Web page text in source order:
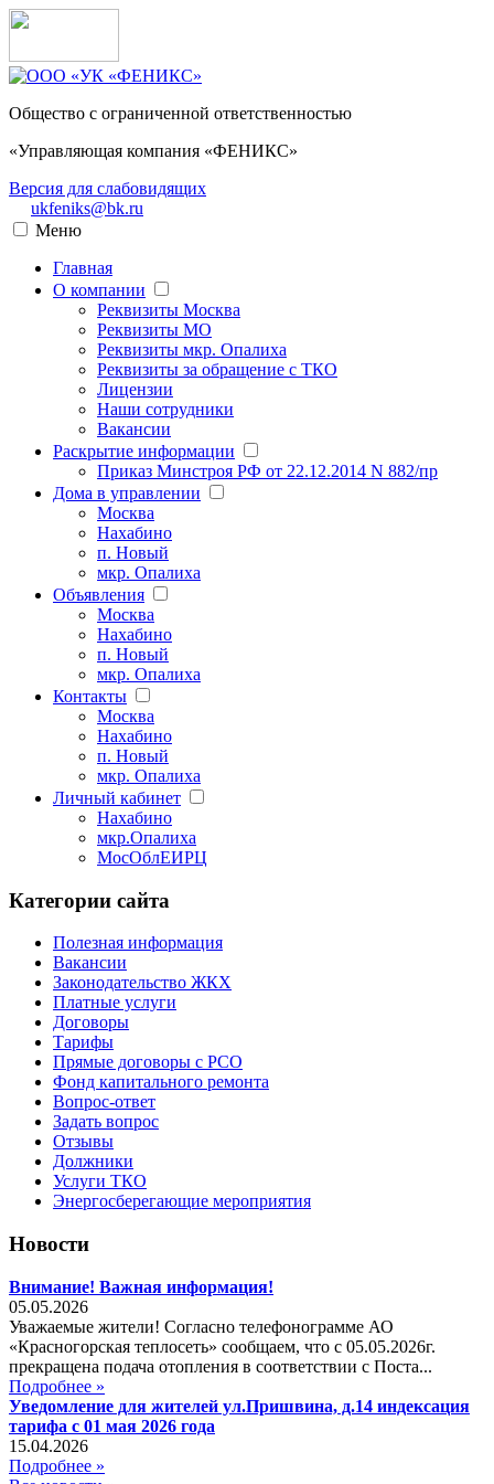
Общество с ограниченной ответственностью
«Управляющая компания «ФЕНИКС»
Версия для слабовидящих
ukfeniks@bk.ru
Меню
Главная
О компании
Реквизиты Москва
Реквизиты МО
Реквизиты мкр. Опалиха
Реквизиты за обращение с ТКО
Лицензии
Наши сотрудники
Вакансии
Раскрытие информации
Приказ Минстроя РФ от 22.12.2014 N 882/пр
Дома в управлении
Москва
Нахабино
п. Новый
мкр. Опалиха
Объявления
Москва
Нахабино
п. Новый
мкр. Опалиха
Контакты
Москва
Нахабино
п. Новый
мкр. Опалиха
Личный кабинет
Нахабино
мкр.Опалиха
МосОблЕИРЦ
Категории сайта
Полезная информация
Вакансии
Законодательство ЖКХ
Платные услуги
Договоры
Тарифы
Прямые договоры с РСО
Фонд капитального ремонта
Вопрос-ответ
Задать вопрос
Отзывы
Должники
Услуги ТКО
Энергосберегающие мероприятия
Новости
Внимание! Важная информация!
05.05.2026
Уважаемые жители! Согласно телефонограмме АО
«Красногорская теплосеть» сообщаем, что с 05.05.2026г.
прекращена подача отопления в соответствии с Поста...
Подробнее »
Уведомление для жителей ул.Пришвина, д.14 индексация
тарифа с 01 мая 2026 года
15.04.2026
Подробнее »